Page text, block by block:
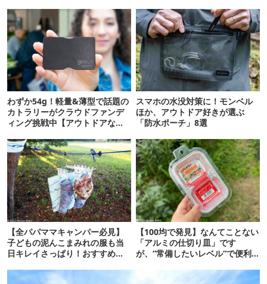
わずか54g！軽量&薄型で話題の
カトラリーがクラウドファンデ
ィング挑戦中【アウトドアな暮
スマホの水没対策に！モンベル
ほか、アウトドア好きが選ぶ
「防水ポーチ」8選
【全パパママキャンパー必見】
子どもの泥んこまみれの服も当
日キレイさっぱり！おすすめ洗
【100均で発見】なんてことない
「アルミの仕切り皿」です
が、“常備したいレベル“で便利